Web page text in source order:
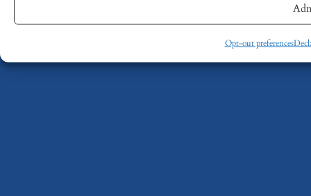
Opt-out preferences